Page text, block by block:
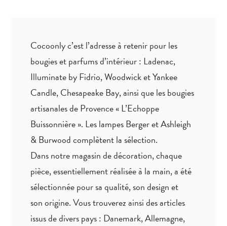
Cocoonly c’est l’adresse à retenir pour les
bougies et parfums d’intérieur : Ladenac,
Illuminate by Fidrio, Woodwick et Yankee
Candle, Chesapeake Bay, ainsi que les bougies
artisanales de Provence « L’Echoppe
Buissonnière ». Les lampes Berger et Ashleigh
& Burwood complètent la sélection.
Dans notre magasin de décoration, chaque
pièce,essentiellement réalisée à la main, a été
sélectionnée pour sa qualité, son design et
son origine. Vous trouverez ainsi des articles
issus de divers pays : Danemark, Allemagne,